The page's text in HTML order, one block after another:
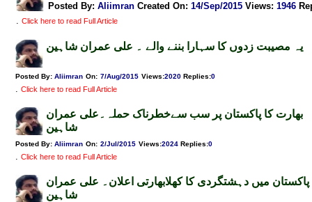
Posted By: Aliimran Created On: 14/Sep/2015 Views: 1946
. Click here to read Full Article
یہ مصیبت زدوں کا سہارا بننے والے ۔ علی عمران شاہین
Posted By: Aliimran On: 7/Aug/2015 Views:2020 Replies:0
. Click here to read Full Article
بھارت کا پاکستان پر سب سےخطرناک حملہ۔علی عمران
شاہین
Posted By: Aliimran On: 2/Jul/2015 Views:2024 Replies:0
. Click here to read Full Article
پاکستان میں دہشتگردی کا کھلابھارتی اعلان۔ علی عمران
شاہین